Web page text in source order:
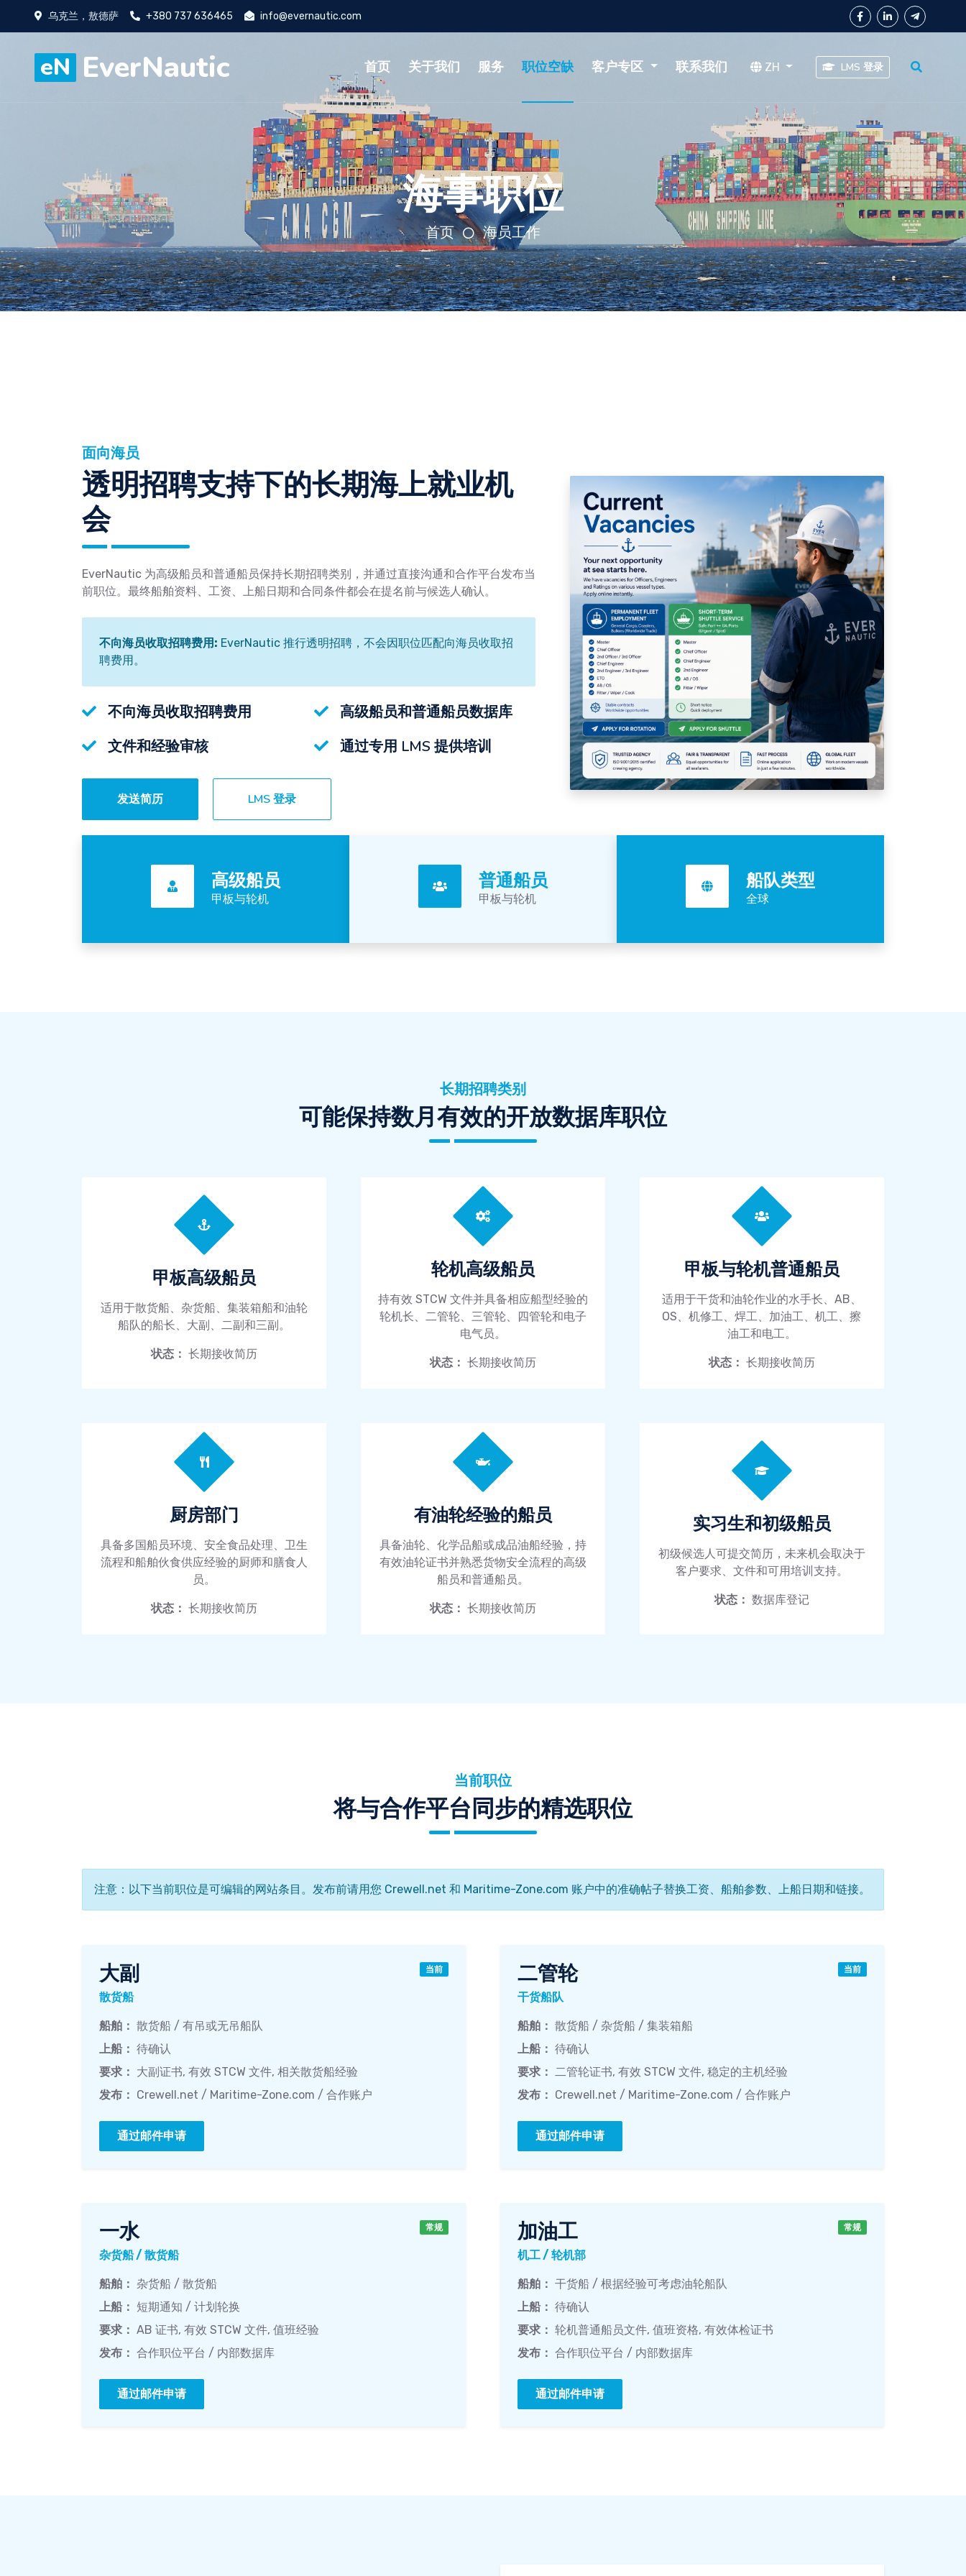
乌克兰，敖德萨 +380 737 636465 info@evernautic.com
eN EverNautic 首页 关于我们 服务 职位空缺 客户专区 联系我们 ZH LMS 登录
海事职位
首页 海员工作
面向海员
透明招聘支持下的长期海上就业机
会
EverNautic 为高级船员和普通船员保持长期招聘类别，并通过直接沟通和合作平台发布当
前职位。最终船舶资料、工资、上船日期和合同条件都会在提名前与候选人确认。
不向海员收取招聘费用: EverNautic 推行透明招聘，不会因职位匹配向海员收取招
聘费用。
不向海员收取招聘费用
高级船员和普通船员数据库
文件和经验审核
通过专用 LMS 提供培训
发送简历 LMS 登录
高级船员
甲板与轮机
普通船员
甲板与轮机
船队类型
全球
长期招聘类别
可能保持数月有效的开放数据库职位
甲板高级船员
适用于散货船、杂货船、集装箱船和油轮
船队的船长、大副、二副和三副。
状态： 长期接收简历
轮机高级船员
持有效 STCW 文件并具备相应船型经验的
轮机长、二管轮、三管轮、四管轮和电子
电气员。
状态： 长期接收简历
甲板与轮机普通船员
适用于干货和油轮作业的水手长、AB、
OS、机修工、焊工、加油工、机工、擦
油工和电工。
状态： 长期接收简历
厨房部门
具备多国船员环境、安全食品处理、卫生
流程和船舶伙食供应经验的厨师和膳食人
员。
状态： 长期接收简历
有油轮经验的船员
具备油轮、化学品船或成品油船经验，持
有效油轮证书并熟悉货物安全流程的高级
船员和普通船员。
状态： 长期接收简历
实习生和初级船员
初级候选人可提交简历，未来机会取决于
客户要求、文件和可用培训支持。
状态： 数据库登记
当前职位
将与合作平台同步的精选职位
注意：以下当前职位是可编辑的网站条目。发布前请用您 Crewell.net 和 Maritime-Zone.com 账户中的准确帖子替换工资、船舶参数、上船日期和链接。
大副
散货船
当前
船舶： 散货船 / 有吊或无吊船队
上船： 待确认
要求： 大副证书, 有效 STCW 文件, 相关散货船经验
发布： Crewell.net / Maritime-Zone.com / 合作账户
通过邮件申请
二管轮
干货船队
当前
船舶： 散货船 / 杂货船 / 集装箱船
上船： 待确认
要求： 二管轮证书, 有效 STCW 文件, 稳定的主机经验
发布： Crewell.net / Maritime-Zone.com / 合作账户
通过邮件申请
一水
杂货船 / 散货船
常规
船舶： 杂货船 / 散货船
上船： 短期通知 / 计划轮换
要求： AB 证书, 有效 STCW 文件, 值班经验
发布： 合作职位平台 / 内部数据库
通过邮件申请
加油工
机工 / 轮机部
常规
船舶： 干货船 / 根据经验可考虑油轮船队
上船： 待确认
要求： 轮机普通船员文件, 值班资格, 有效体检证书
发布： 合作职位平台 / 内部数据库
通过邮件申请